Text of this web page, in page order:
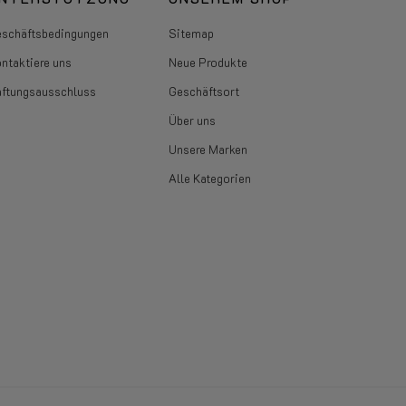
uns
Sitemap
Neue Produkte
Geschäftsort
Über uns
Unsere Marken
Alle Kategorien